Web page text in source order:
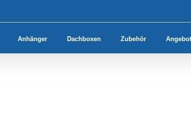
Anhänger Dachboxen Zubehör